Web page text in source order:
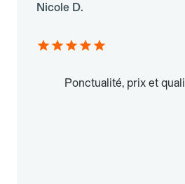
Nicole D.
Ponctualité, prix et